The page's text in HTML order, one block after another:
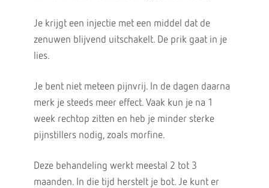
Je krijgt een injectie met een middel dat de
zenuwen blijvend uitschakelt. De prik gaat in je
lies.
Je bent niet meteen pijnvrij. In de dagen daarna
merk je steeds meer effect. Vaak kun je na 1
week rechtop zitten en heb je minder sterke
pijnstillers nodig, zoals morfine.
Deze behandeling werkt meestal 2 tot 3
maanden. In die tijd herstelt je bot. Je kunt er